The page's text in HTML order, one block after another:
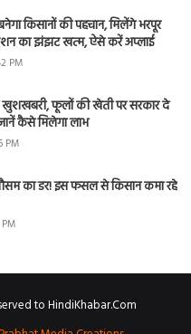
किसानों की पहचान, मिलेंगे भरपूर
का झंझट खत्म, ऐसे करें अप्लाई
PM
खुशखबरी, फूलों की खेती पर सरकार दे
कैसे मिलेगा लाभ
PM
का डर! इस फसल से किसान कमा रहे
to HindiKhabar.Com